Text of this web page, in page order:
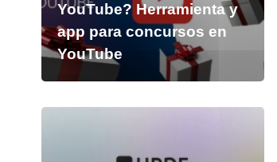
YouTube? Herramienta y
app para concursos en
YouTube